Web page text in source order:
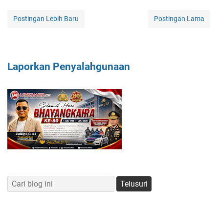
Postingan Lebih Baru Postingan Lama
Laporkan Penyalahgunaan